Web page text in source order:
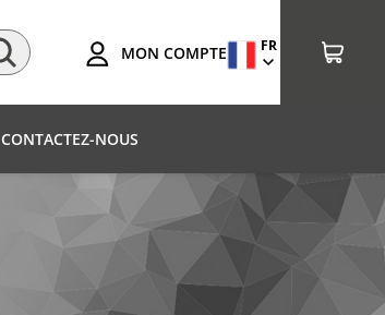
MON COMPTE FR
CONTACTEZ-NOUS